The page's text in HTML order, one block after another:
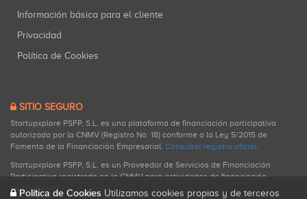
Información básica para el cliente
Privacidad
Política de Cookies
SITIO SEGURO
Startupxplore PSFP, S.L. es una plataforma de financiación participativa
autorizada por la CNMV (Registro No. 18) conforme a la Ley 5/2015 de
Fomento de la Financiación Empresarial. Consultar registro oficial.
Startupxplore PSFP, S.L. es un Proveedor de Servicios de Financiación
Participativa registrado en la CNMV para actividades de financiación
participativa.
Política de Cookies Utilizamos cookies propias y de terceros